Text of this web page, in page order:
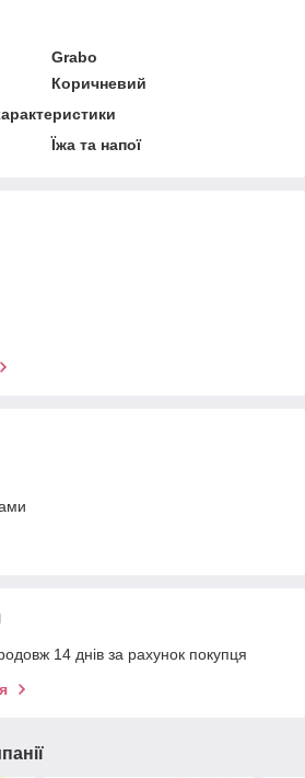
Grabo
Коричневий
Їжа та напої
14 днів за рахунок покупця